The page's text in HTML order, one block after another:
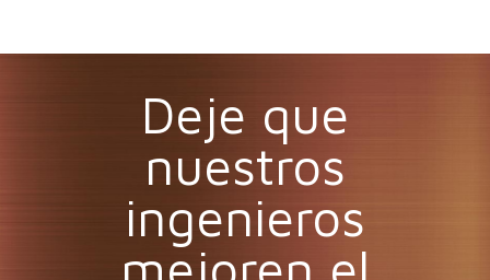
Deje que
nuestros
ingenieros